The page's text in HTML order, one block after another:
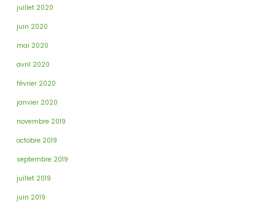
juillet 2020
juin 2020
mai 2020
avril 2020
février 2020
janvier 2020
novembre 2019
octobre 2019
septembre 2019
juillet 2019
juin 2019